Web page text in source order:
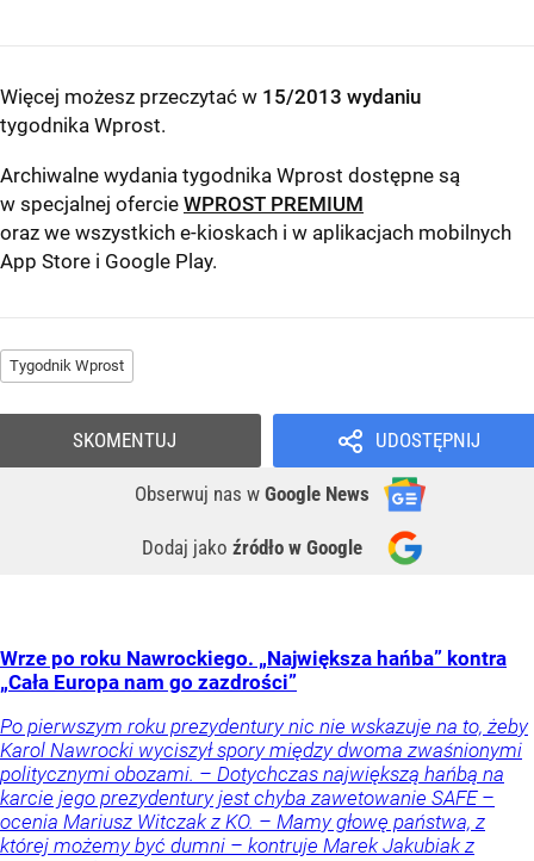
Więcej możesz przeczytać w 15/2013 wydaniu
tygodnika Wprost.
Archiwalne wydania tygodnika Wprost dostępne są
w specjalnej ofercie WPROST PREMIUM
oraz we wszystkich e-kioskach i w aplikacjach mobilnych
App Store i Google Play.
Tygodnik Wprost
UDOSTĘPNIJ
Obserwuj nas w Google News
Dodaj jako źródło w Google
SKOMENTUJ
Wrze po roku Nawrockiego. „Największa hańba” kontra
„Cała Europa nam go zazdrości”
Po pierwszym roku prezydentury nic nie wskazuje na to, żeby
Karol Nawrocki wyciszył spory między dwoma zwaśnionymi
politycznymi obozami. – Dotychczas największą hańbą na
karcie jego prezydentury jest chyba zawetowanie SAFE –
ocenia Mariusz Witczak z KO. – Mamy głowę państwa, z
której możemy być dumni – kontruje Marek Jakubiak z